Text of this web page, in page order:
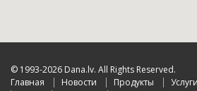
© 1993-2026 Dana.lv. All Rights Reserved.
Главная
Новости Продукты Услуги